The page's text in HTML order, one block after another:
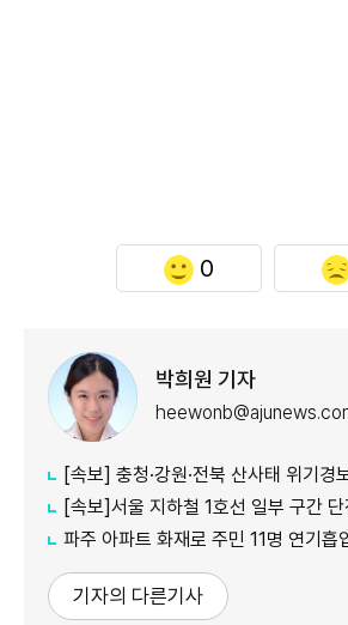
0
박희원 기자
[속보] 충청·강원·전북 산사태 위기경
[속보]서울 지하철 1호선 일부 구간 단전
파주 아파트 화재로 주민 11명 연기흡
기자의 다른기사